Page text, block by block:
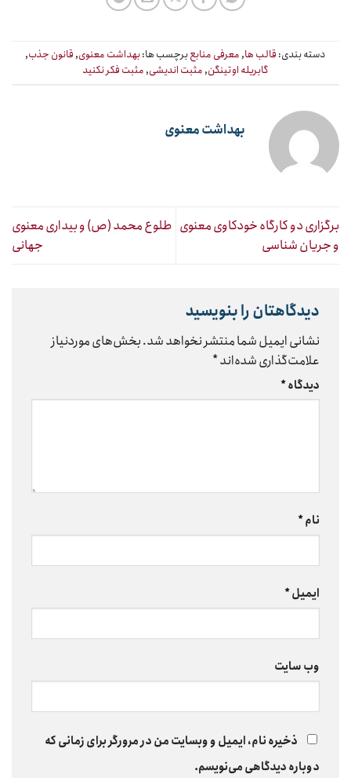
دسته بندی: قالب ها,معرفی منابعبرچسب ها:بهداشت معنوی,قانون جذب,
گابریله اوتینگن,مثبت اندیشی,مثبت فکر نکنید
بهداشت معنوی
برگزاری دو کارگاه خودکاوی معنوی
و جریان شناسی
طلوع محمد (ص) و بیداری معنوی
جهانی
دیدگاهتان را بنویسید
نشانی ایمیل شما منتشر نخواهد شد.بخش‌های موردنیاز
علامت‌گذاری شده‌اند*
دیدگاه*
نام*
ایمیل*
وب‌ سایت
ذخیره نام، ایمیل و وبسایت من در مرورگر برای زمانی که
دوباره دیدگاهی می‌نویسم.